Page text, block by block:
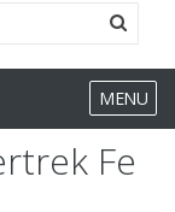
MENU
Fe